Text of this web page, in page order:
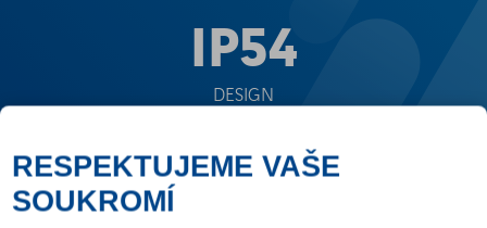
IP54
DESIGN
RESPEKTUJEME VAŠE
SOUKROMÍ